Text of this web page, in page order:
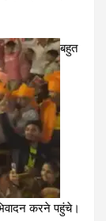
बहुत
करने पहुंचे।